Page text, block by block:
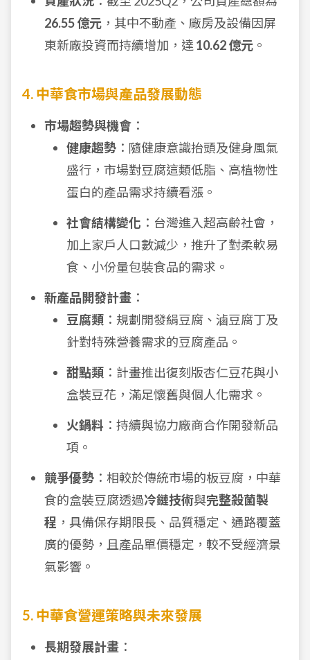
26.55 億元 ，其中不動產、廠房及設備因屏
東新廠投資而持續增加，達 10.62 億元 。
4. 中華食市場與產品發展動態
市場趨勢與機會 ：
健康趨勢 ：隨健康意識抬頭及健身風氣
盛行，市場對豆腐這類低脂、高植物性
蛋白的產品需求持續看漲。
社會結構變化 ：台灣進入超高齡社會，
加上家戶人口數減少，推升了對柔軟易
食、小份量包裝食品的需求。
新產品開發計畫 ：
豆腐類 ：規劃開發絹豆腐、滷豆腐丁及
針對特殊營養需求的豆腐產品。
甜點類 ：計畫推出復刻版杏仁豆花與小
盒裝豆花，滿足懷舊與個人化需求。
火鍋料 ：持續與協力廠商合作開發新品
項。
競爭優勢 ：相較於傳統市場的板豆腐，中華
食的盒裝豆腐透過冷鏈技術與完整殺菌製
程 ，具備保存期限長、品質穩定、通路覆蓋
廣的優勢，且產品單價穩定，較不受經濟景
氣影響。
5. 中華食營運策略與未來發展
長期發展計畫 ：